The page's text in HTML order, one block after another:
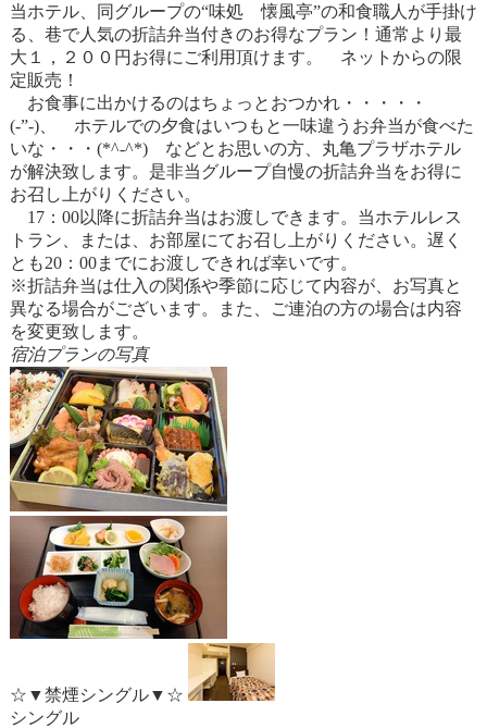
当ホテル、同グループの“味処 懐風亭”の和食職人が手掛け
る、巷で人気の折詰弁当付きのお得なプラン！通常より最
大１，２００円お得にご利用頂けます。 ネットからの限
定販売！
お食事に出かけるのはちょっとおつかれ・・・・・
(-”-)、 ホテルでの夕食はいつもと一味違うお弁当が食べた
いな・・・(*^-^*) などとお思いの方、丸亀プラザホテル
が解決致します。是非当グループ自慢の折詰弁当をお得に
お召し上がりください。
17：00以降に折詰弁当はお渡しできます。当ホテルレス
トラン、または、お部屋にてお召し上がりください。遅く
とも20：00までにお渡しできれば幸いです。
※折詰弁当は仕入の関係や季節に応じて内容が、お写真と
異なる場合がございます。また、ご連泊の方の場合は内容
を変更致します。
宿泊プランの写真
☆▼禁煙シングル▼☆
シングル